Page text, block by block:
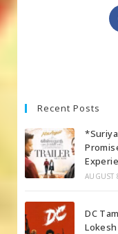
Recent Posts
AUGUST
DC